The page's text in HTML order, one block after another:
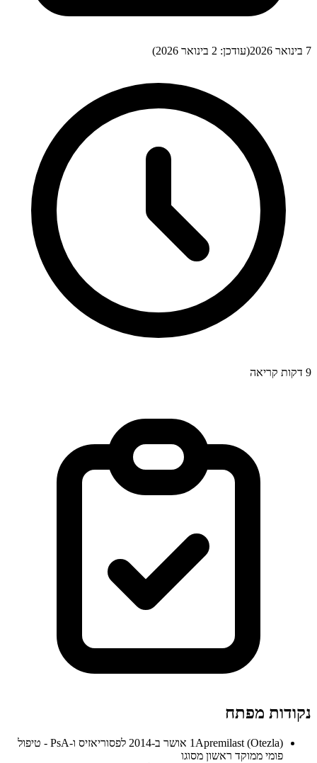
7 בינואר 2026 (עודכן: 2 בינואר 2026 )
9 דקות קריאה
נקודות מפתח
1
Apremilast (Otezla) אושר ב-2014 לפסוריאזיס ו-PsA - טיפול
פומי ממוקד ראשון מסוגו